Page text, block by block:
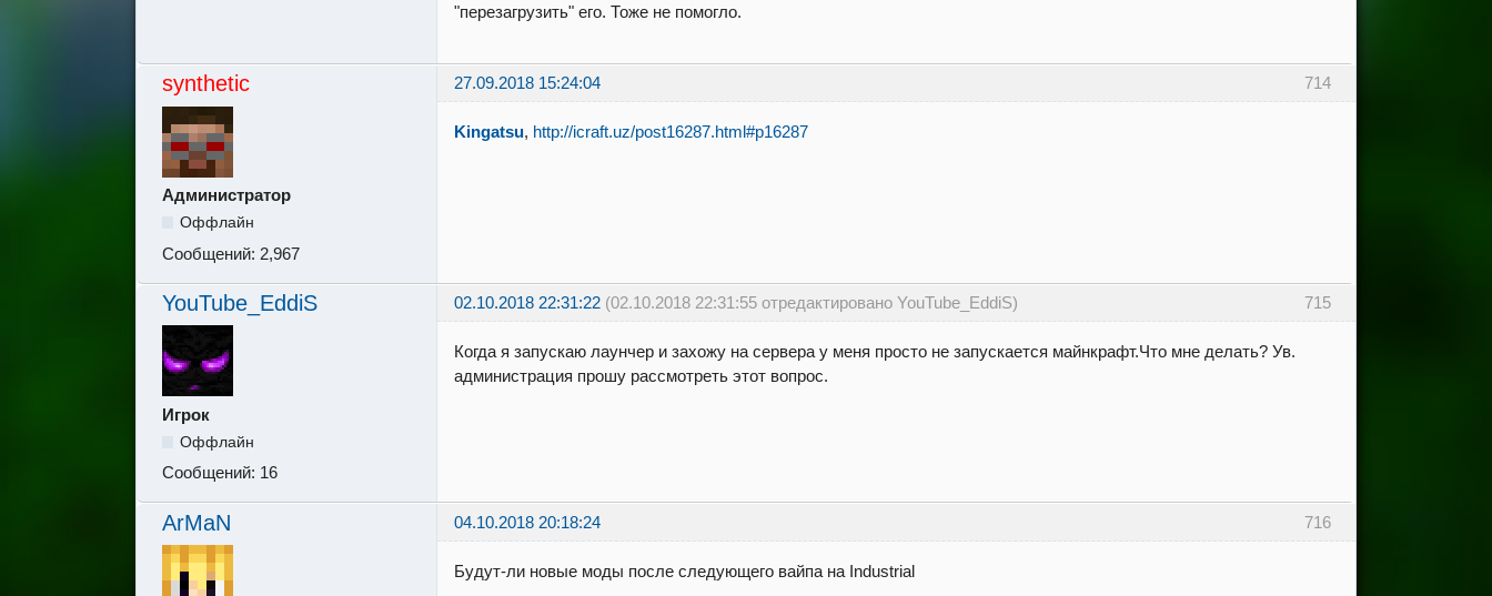
"перезагрузить" его. Тоже не помогло.
714
synthetic 27.09.2018 15:24:04
Администратор
Оффлайн
Сообщений: 2,967
Kingatsu, http://icraft.uz/post16287.html#p16287
715
YouTube_EddiS 02.10.2018 22:31:22 (02.10.2018 22:31:55 отредактировано YouTube_EddiS)
Игрок
Оффлайн
Сообщений: 16
Когда я запускаю лаунчер и захожу на сервера у меня просто не запускается майнкрафт.Что мне делать? Ув.
администрация прошу рассмотреть этот вопрос.
716
ArMaN 04.10.2018 20:18:24
Будут-ли новые моды после следующего вайпа на Industrial